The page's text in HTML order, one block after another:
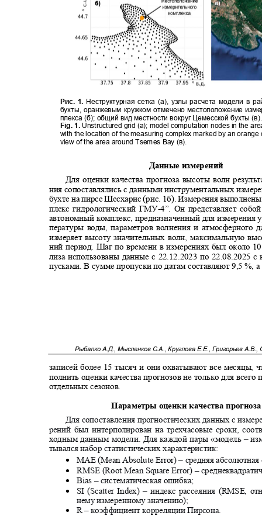
Рис. 1. Неструктурная сетка (а), узлы расчета модели в
бухты, оранжевым кружком отмечено местоположение
плекса (б); общий вид местности вокруг Цемесской бухты
Fig. 1. Unstructured grid (a); model computation nodes in the
with the location of the measuring complex marked by an orange
view of the area around Tsemes Bay (в).
Данные измерений
Для оценки качества прогноза высоты волн
ния сопоставлялись с данными инструментальных
бухте на пирсе Шесхарис(рис. 1б).Измерения
плекс гидрологический ГМУ-4”. Он представляет
автономный комплекс, предназначенный для измерения
пературы воды, параметров волнения и
измеряет высоту значительных волн, максимальную
ний период. Шаг по времени в измерениях был около
лиза использованы данные с 22.12.2023 по 22.08.2025
пусками. В сумме пропуски по датам составляют 9,5 %,
Рыбалко А.Д., Мысленков С.А., Круглова Е.Е., Григорьев А.В.,
записей более 15 тысяч и они охватывают все месяцы,
полнить оценки качества прогнозов не только для
отдельных сезонов.
Параметры оценки качества
Для сопоставления прогностических данных с
рений был интерполирован на трехчасовые сроки,
ходным данным модели. Для каждой пары «модель ‒
тывался набор статистических характеристик:
• MAE (Mean Absolute Error) – средняя
• RMSE (Root Mean Square Error) –
• Bias –систематическая ошибка;
• SI (Scatter Index) – индекс рассеяния (RMSE,
нему измеренному значению);
• R –коэффициент корреляции Пирсона.